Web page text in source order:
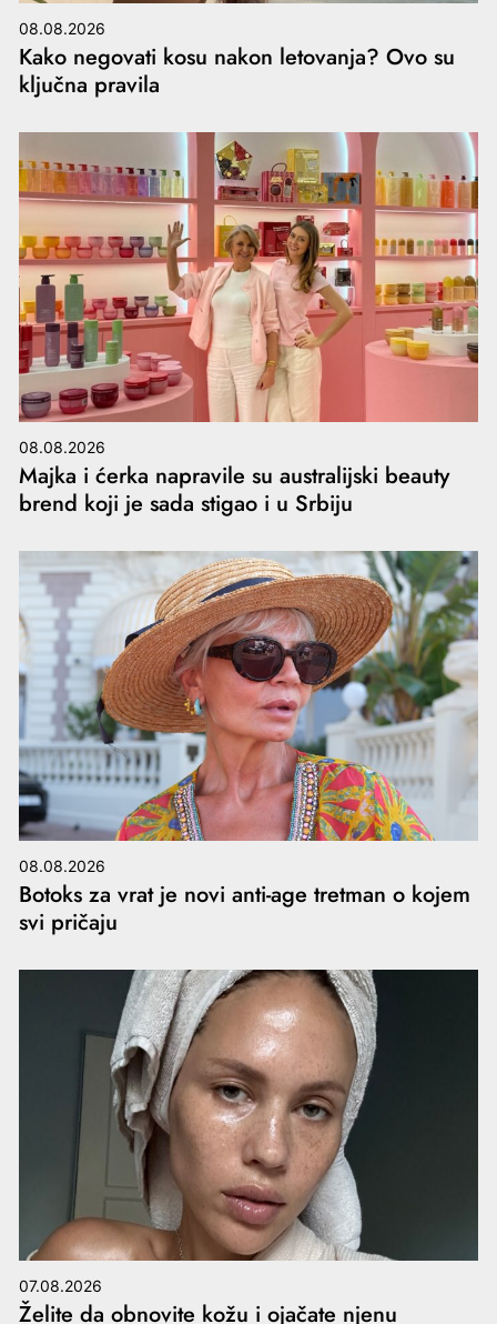
08.08.2026
Kako negovati kosu nakon letovanja? Ovo su
ključna pravila
08.08.2026
Majka i ćerka napravile su australijski beauty
brend koji je sada stigao i u Srbiju
08.08.2026
Botoks za vrat je novi anti-age tretman o kojem
svi pričaju
07.08.2026
Želite da obnovite kožu i ojačate njenu